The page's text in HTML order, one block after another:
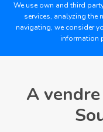
We use own and third
services, analyzing the
navigating, we consider
information
A